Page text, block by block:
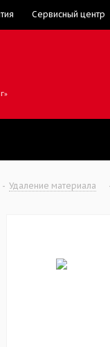
Сервисный центр
- Удаление материала